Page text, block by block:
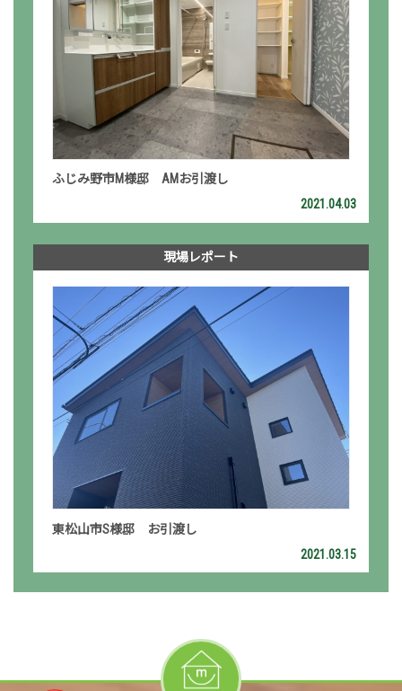
ふじみ野市M様邸 AMお引渡し
2021.04.03
現場レポート
東松山市S様邸 お引渡し
2021.03.15